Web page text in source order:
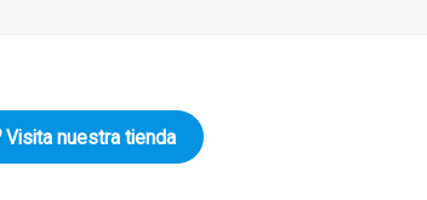
Visita nuestra tienda